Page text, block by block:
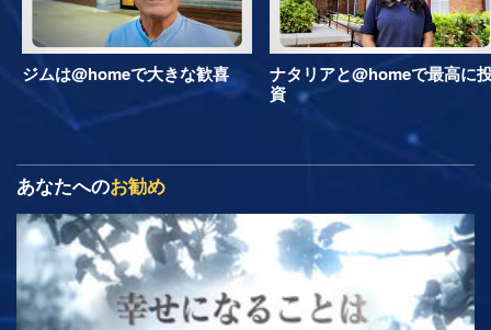
ジムは@homeで大きな歓喜
ナタリアと@homeで最高に
資
あなたへのお勧め